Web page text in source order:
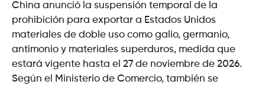
China anunció la suspensión temporal de la
prohibición para exportar a Estados Unidos
materiales de doble uso como galio, germanio,
antimonio y materiales superduros, medida que
estará vigente hasta el 27 de noviembre de 2026.
Según el Ministerio de Comercio, también se